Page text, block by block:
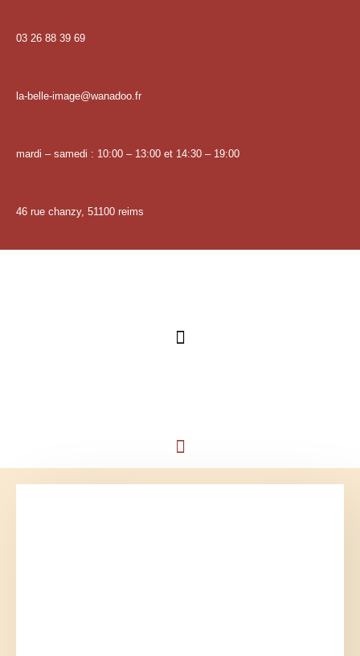
03 26 88 39 69
la-belle-image@wanadoo.fr
mardi – samedi : 10:00 – 13:00 et 14:30 – 19:00
46 rue chanzy, 51100 reims